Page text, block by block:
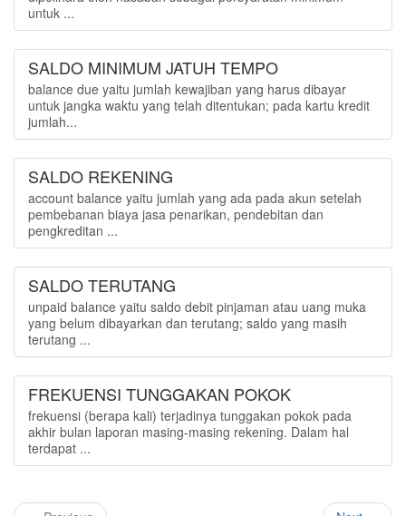
untuk ...
SALDO MINIMUM JATUH TEMPO
balance due yaitu jumlah kewajiban yang harus dibayar
untuk jangka waktu yang telah ditentukan; pada kartu kredit
jumlah...
SALDO REKENING
account balance yaitu jumlah yang ada pada akun setelah
pembebanan biaya jasa penarikan, pendebitan dan
pengkreditan ...
SALDO TERUTANG
unpaid balance yaitu saldo debit pinjaman atau uang muka
yang belum dibayarkan dan terutang; saldo yang masih
terutang ...
FREKUENSI TUNGGAKAN POKOK
frekuensi (berapa kali) terjadinya tunggakan pokok pada
akhir bulan laporan masing-masing rekening. Dalam hal
terdapat ...